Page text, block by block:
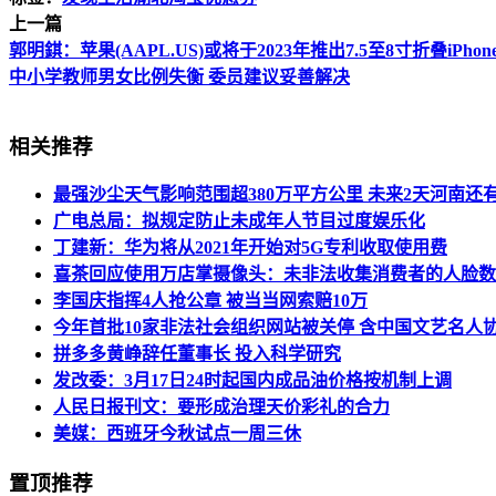
上一篇
郭明錤：苹果(AAPL.US)或将于2023年推出7.5至8寸折叠
中小学教师男女比例失衡 委员建议妥善解决
相关推荐
最强沙尘天气影响范围超380万平方公里 未来2天河南还
广电总局：拟规定防止未成年人节目过度娱乐化
丁建新：华为将从2021年开始对5G专利收取使用费
喜茶回应使用万店掌摄像头：未非法收集消费者的人脸
李国庆指挥4人抢公章 被当当网索赔10万
今年首批10家非法社会组织网站被关停 含中国文艺名人
拼多多黄峥辞任董事长 投入科学研究
发改委：3月17日24时起国内成品油价格按机制上调
人民日报刊文：要形成治理天价彩礼的合力
美媒：西班牙今秋试点一周三休
置顶推荐